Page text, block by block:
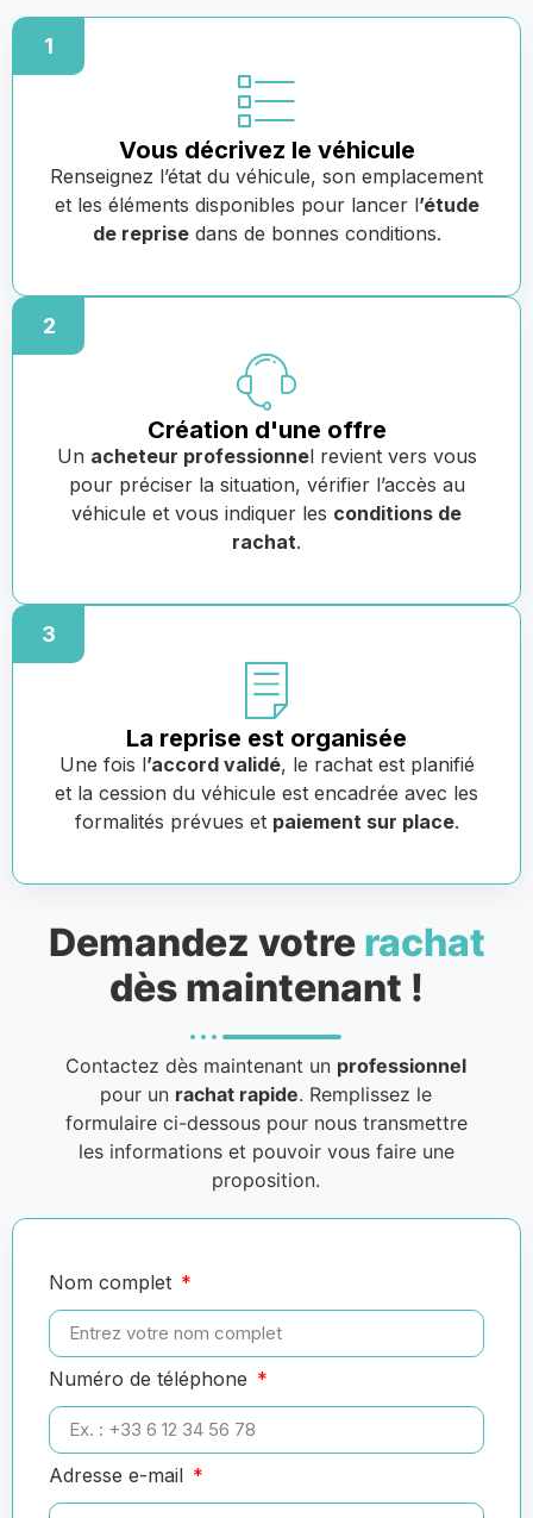
1
Vous décrivez le véhicule
Renseignez l’état du véhicule, son emplacement
et les éléments disponibles pour lancer l’étude
de reprisedans de bonnes conditions.
2
Création d'une offre
Un acheteur professionnel revient vers vous
pour préciser la situation, vérifier l’accès au
véhicule et vous indiquer les conditions de
rachat.
3
La reprise est organisée
Une fois l’accord validé, le rachat est planifié
et la cession du véhicule est encadrée avec les
formalités prévues et paiement sur place.
Demandez votre rachat
dès maintenant !
Contactez dès maintenant un professionnel
pour un rachat rapide. Remplissez le
formulaire ci-dessous pour nous transmettre
les informations et pouvoir vous faire une
proposition.
Nom complet
Numéro de téléphone
Adresse e-mail